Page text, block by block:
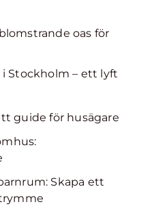
oas för
Stockholm – ett lyft
guide för husägare
Skapa ett